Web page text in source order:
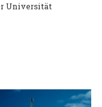
Universität